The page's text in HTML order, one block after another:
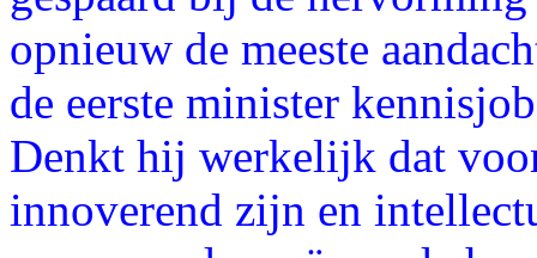
opnieuw de meeste
de eerste minister
Denkt hij werkelijk dat
innoverend zijn en